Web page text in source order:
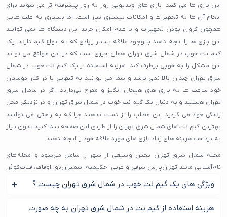
این بازی ها می کنند. بازی های ویدیویی روز به روز پیشرفته تر می شوند برای
انجام آن ها به تجهیزات و امکانات بیشتری نیاز است. اما بسیاری به علت هایی
همچون گرون بودن تجهیزات و یا عدم امکان خرید این دستگاه ها نمی توانند
این بازی ها را انجام دهند با وجود علاقه بسیار زیادی که به انواع گیم دارند. یک
گیم نت خوب در شمال شرق تهران همان چیزی است که در این مواقع می تواند
این مشکل را به خوبی برطرف کند. هزینه استفاده از یک گیم نت خوب در شمال
شرق تهران چندان بالا نمی باشد و شما می توانید به تنهایی یا در کنار دوستان
خود ساعت ها به بازی های هیجان انگیز و مفرح بپردازید. اگر در شمال شرق
تهران هستید و به دنبال یک گیم نت خوب در شمال شرق تهران و در نزدیکی محل
زندگی خود می گردید این مطلب را از دست ندهید چرا که به راحتی می توانید
بهترین گیم نت های شمال شرق تهران را از طریق این صفحه پیدا کنید بدون نیاز
به پرداخت هزینه های زیاد بازی های مورد علاقه خود را انجام دهید.
محله شمال شرق تهران بخش وسیعی از شهر را شامل می‌شود و محله‌های
نام‌آشنایی مانند تهران‌پارس شرقی و غربی، حکیمیه، شمیران‌نو، اوقاف، قنات‌کوثر،
نارمک و بخش‌هایی از لویزان در این محدوده قرار دارند. همین گستردگی باعث
شده تنوع خدمات و کسب‌وکارها در این بخش از تهران بسیار بالا باشد و بسیاری
از ساکنان برای انتخاب یک گیم نت در محله شمال شرق تهران به دنبال
ویژگی های یک گیم نت خوب در شمال شرق تهران چیست ؟
تجهیزات لازم برای انجام بازی های مختلف و همچنین ارائه انوع
هزینه استفاده از گیم نت در شمال شرق تهران به چه صورت